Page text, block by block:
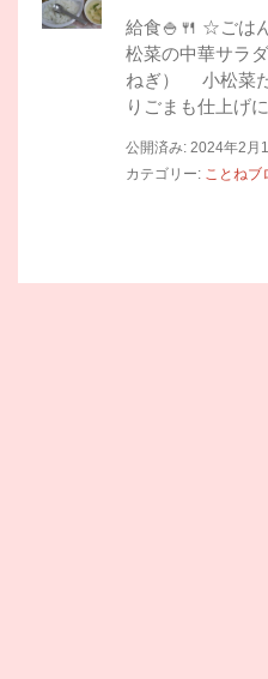
給食🍚🍴 ☆ごは
松菜の中華サラ
ねぎ） 小松菜
りごまも仕上げ
公開済み: 2024年2月
カテゴリー: ことねブ